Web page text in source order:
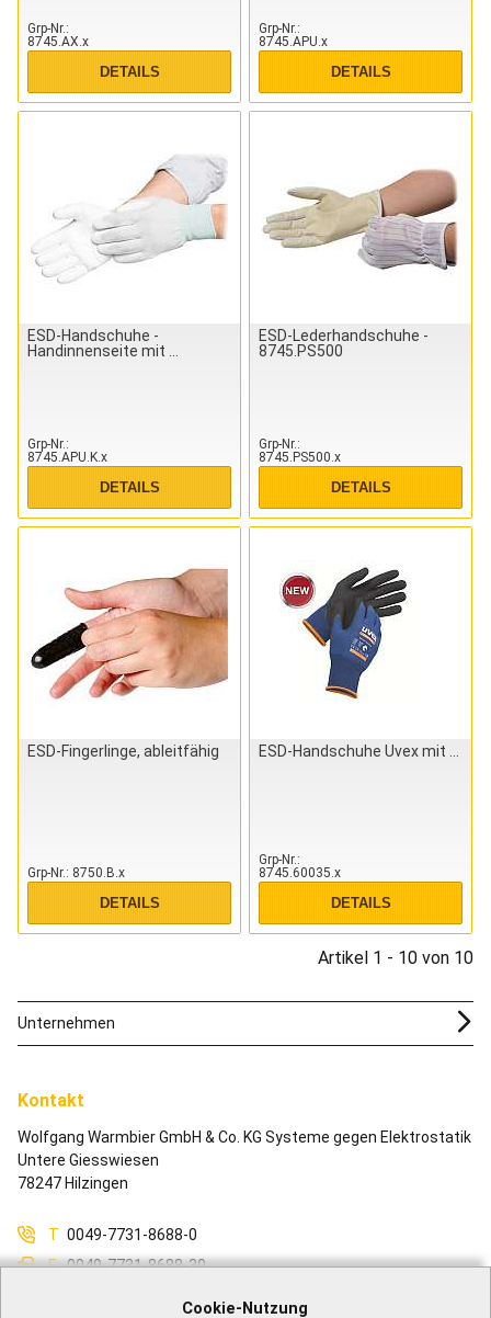
Cookie-Nutzung
Grp-Nr.
8745.AX.x
DETAILS
Grp-Nr.
8745.APU.x
DETAILS
ESD-Handschuhe -
Handinnenseite mit
Grp-Nr.
8745.APU.K.x
DETAILS
ESD-Lederhandschuhe -
8745.PS500
Grp-Nr.
8745.PS500.x
DETAILS
ESD-Fingerlinge, ableitfähig
Grp-Nr. 8750.B.x
DETAILS
ESD-Handschuhe Uvex mit
Grp-Nr.
8745.60035.x
DETAILS
Artikel 1 - 10 von 10
Kontakt
Wolfgang Warmbier GmbH & Co. KG Systeme gegen Elektrostatik
Untere Giesswiesen
78247 Hilzingen
T 0049-7731-8688-0
F
0049-7731-8688-30
Unternehmen